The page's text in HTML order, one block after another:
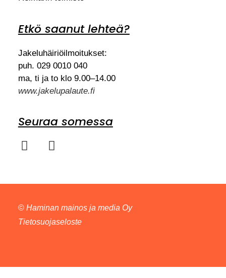
Etkö saanut lehteä?
Jakeluhäiriöilmoitukset:
puh. 029 0010 040
ma, ti ja to klo 9.00–14.00
www.jakelupalaute.fi
Seuraa somessa
© Haminan mainos ja media Oy
Tietosuojaseloste